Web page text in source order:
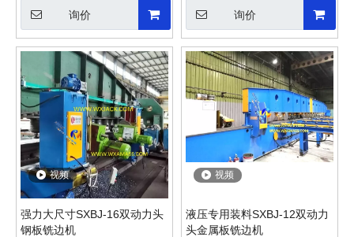
询价 询价
视频
强力大尺寸SXBJ-16双动力头
钢板铣边机
视频
液压专用装料SXBJ-12双动力
头金属板铣边机